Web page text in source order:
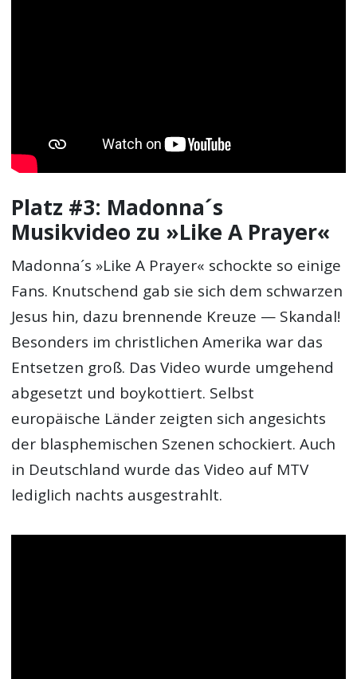
Platz #3: Madonna´s
Musikvideo zu »Like A Prayer«
Madonna´s »Like A Prayer« schockte so einige
Fans. Knutschend gab sie sich dem schwarzen
Jesus hin, dazu brennende Kreuze — Skandal!
Besonders im christlichen Amerika war das
Entsetzen groß. Das Video wurde umgehend
abgesetzt und boykottiert. Selbst
europäische Länder zeigten sich angesichts
der blasphemischen Szenen schockiert. Auch
in Deutschland wurde das Video auf MTV
lediglich nachts ausgestrahlt.